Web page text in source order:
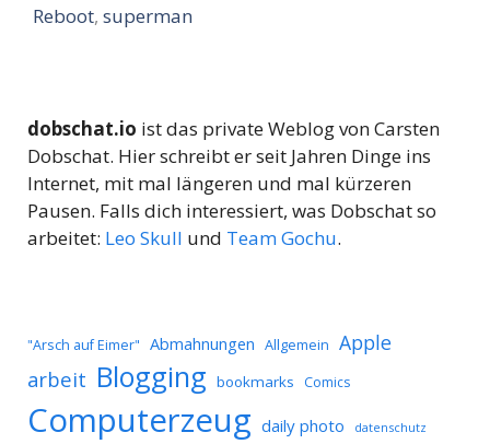
Reboot, superman
dobschat.io ist das private Weblog von Carsten
Dobschat. Hier schreibt er seit Jahren Dinge ins
Internet, mit mal längeren und mal kürzeren
Pausen. Falls dich interessiert, was Dobschat so
arbeitet: Leo Skull und Team Gochu.
"Arsch auf Eimer" Abmahnungen Allgemein Apple
arbeit Blogging bookmarks Comics
Computerzeug daily photo datenschutz